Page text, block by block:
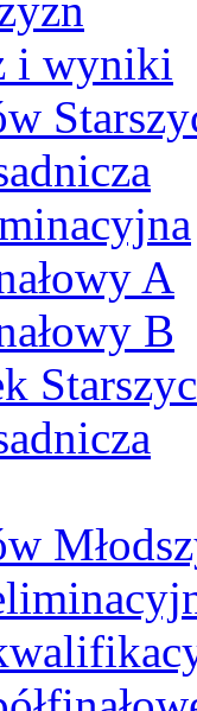
i wyniki
A
B